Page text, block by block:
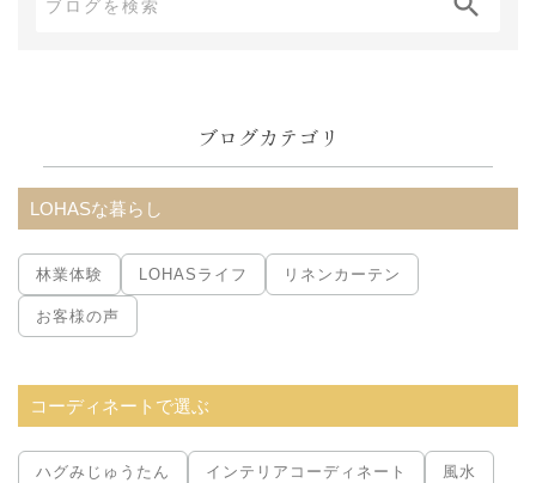
ブ
ブログカテゴリ
LOHASな暮らし
林業体験 LOHASライフ リネンカーテン
お客様の声
コーディネートで選ぶ
ハグみじゅうたん インテリアコーディネート 風水